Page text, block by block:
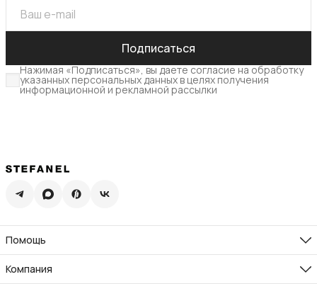
Подписаться
Нажимая «Подписаться», вы даете согласие на обработку
указанных персональных данных в целях получения
информационной и рекламной рассылки
Помощь
Доставка
Возврат
Компания